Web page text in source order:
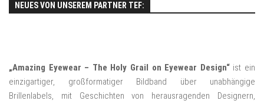
NEUES VON UNSEREM PARTNER TEF:
„Amazing Eyewear – The Holy Grail on Eyewear Design“ist ein
einzigartiger, großformatiger Bildband über unabhängige
Brillenlabels, mit Geschichten von herausragenden Designern,